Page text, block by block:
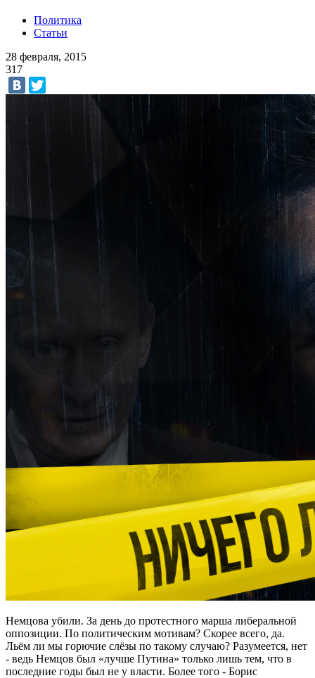
Политика
Статьи
28 февраля, 2015
317
Немцова убили. За день до протестного марша либеральной
оппозиции. По политическим мотивам? Скорее всего, да.
Льём ли мы горючие слёзы по такому случаю? Разумеется, нет
- ведь Немцов был «лучше Путина» только лишь тем, что в
последние годы был не у власти. Более того - Борис